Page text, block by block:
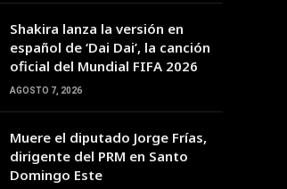
26°C 25°C 25°C 25°C
Shakira lanza la versión en
español de ‘Dai Dai’, la canción
oficial del Mundial FIFA 2026
AGOSTO 7, 2026
Muere el diputado Jorge Frías,
dirigente del PRM en Santo
Domingo Este